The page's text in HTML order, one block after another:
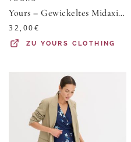
Yours – Gewickeltes Midaxikleid In Weiß Mit Paisleymuster Size 58-60
32,00€
ZUYOURS CLOTHING